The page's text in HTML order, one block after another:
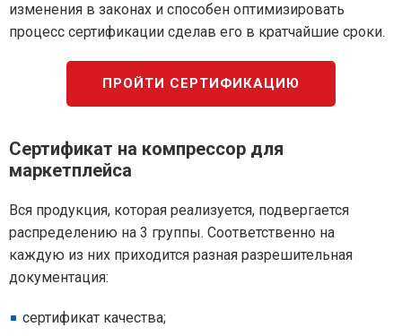
изменения в законах и способен оптимизировать
процесс сертификации сделав его в кратчайшие сроки.
ПРОЙТИ СЕРТИФИКАЦИЮ
Сертификат на компрессор для
маркетплейса
Вся продукция, которая реализуется, подвергается
распределению на 3 группы. Соответственно на
каждую из них приходится разная разрешительная
документация:
сертификат качества;